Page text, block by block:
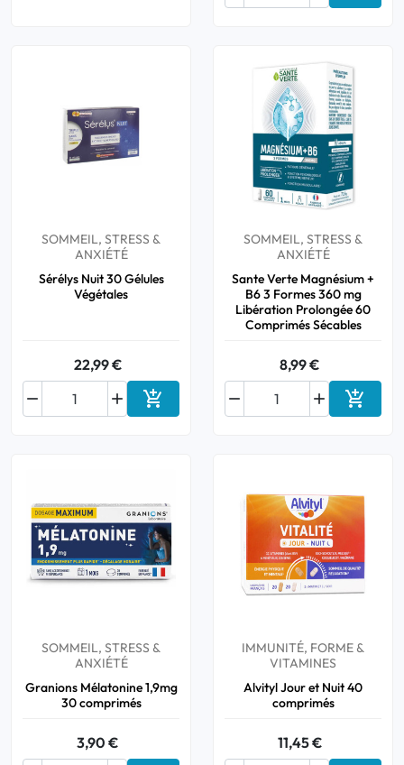
SOMMEIL, STRESS &
ANXIÉTÉ
Sérélys Nuit 30 Gélules
Végétales
22,99 €

 Ajouter au panier
SOMMEIL, STRESS &
ANXIÉTÉ
Sante Verte Magnésium +
B6 3 Formes 360 mg
Libération Prolongée 60
Comprimés Sécables
8,99 €

 
SOMMEIL, STRESS &
ANXIÉTÉ
Granions Mélatonine 1,9mg
30 comprimés
3,90 €
IMMUNITÉ, FORME &
VITAMINES
Alvityl Jour et Nuit 40
comprimés
11,45 €